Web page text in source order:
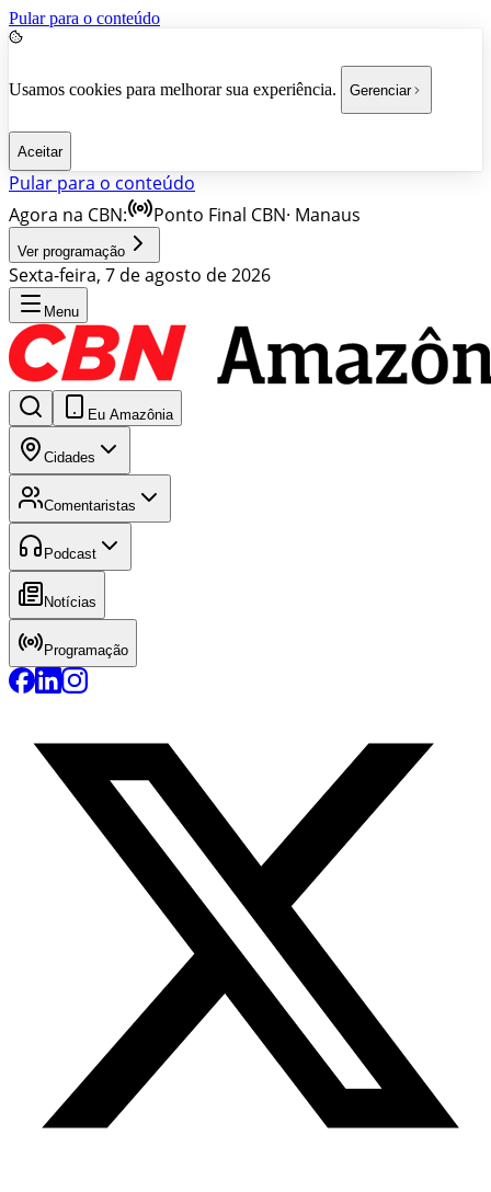
Pular para o conteúdo
Usamos cookies para melhorar sua experiência. Gerenciar
Aceitar
Pular para o conteúdo
Agora na CBN:
Ponto Final CBN· Manaus
Ver programação
Sexta-feira, 7 de agosto de 2026
Menu
Eu Amazônia
Cidades
Comentaristas
Podcast
Notícias
Programação